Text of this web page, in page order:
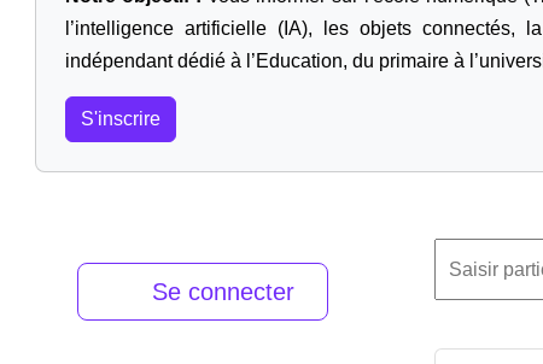
l’intelligence artificielle (IA), les objets connectés,
indépendant dédié à l’Education, du primaire à
S'inscrire
Se connecter